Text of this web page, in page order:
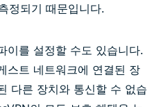
정되기 때문입니다.
이를 설정할 수도 있습니다.
스트 네트워크에 연결된 장
다른 장치와 통신할 수 없습